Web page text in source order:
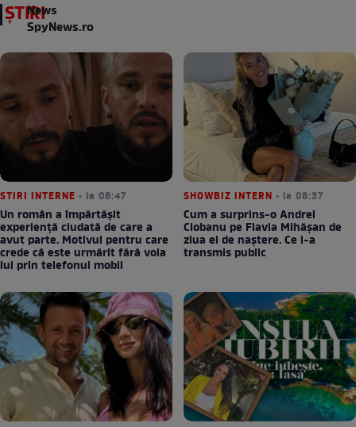
ȘTIRI
STIRI INTERNE • la 08:47
Un român a împărtășit
experiență ciudată de care a
avut parte. Motivul pentru care
crede că este urmărit fără voia
lui prin telefonul mobil
SHOWBIZ INTERN • la 08:37
Cum a surprins-o Andrei
Ciobanu pe Flavia Mihășan de
ziua ei de naștere. Ce i-a
transmis public